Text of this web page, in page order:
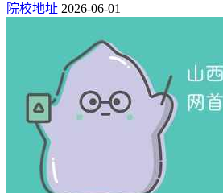
院校地址 2026-06-01